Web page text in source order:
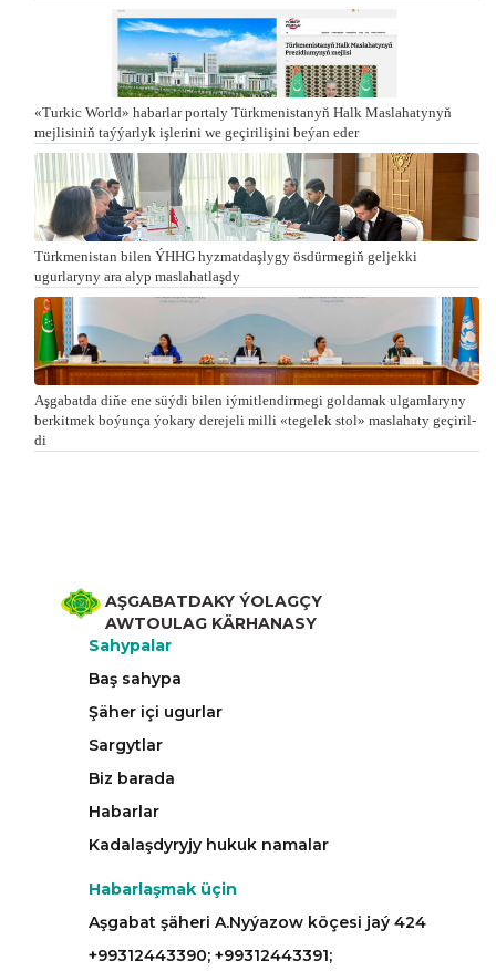
«Turkic World» habarlar portaly Türkmenistanyň Halk Maslahatynyň
mejlisiniň taýýarlyk işlerini we geçirilişini beýan eder
Türkmenistan bilen ÝHHG hyzmatdaşlygy ösdürmegiň geljekki
ugurlaryny ara alyp maslahatlaşdy
Aşgabatda di­ňe ene süý­di bi­len iý­mit­len­dir­me­gi gol­da­mak ul­gam­la­ry­ny
ber­kit­mek bo­ýun­ça ýo­ka­ry de­re­je­li milli «te­ge­lek stol» mas­la­ha­ty ge­çi­ril­
di
AŞGABATDAKY ÝOLAGÇY
AWTOULAG KÄRHANASY
Sahypalar
Baş sahypa
Şäher içi ugurlar
Sargytlar
Biz barada
Habarlar
Kadalaşdyryjy hukuk namalar
Habarlaşmak üçin
Aşgabat şäheri A.Nyýazow köçesi jaý 424
+99312443390; +99312443391;